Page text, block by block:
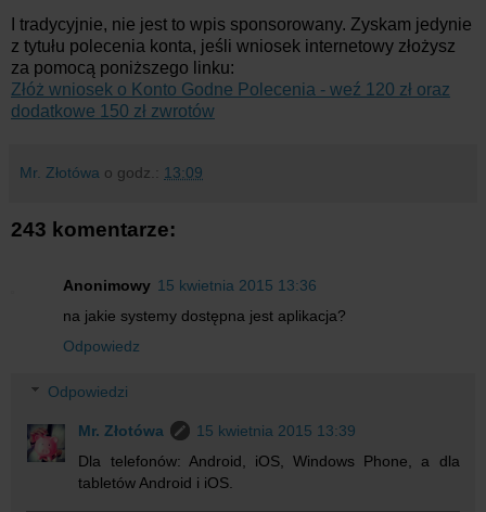
I tradycyjnie, nie jest to wpis sponsorowany. Zyskam jedynie
z tytułu polecenia konta, jeśli wniosek internetowy złożysz
za pomocą poniższego linku:
Złóż wniosek o Konto Godne Polecenia - weź 120 zł oraz
dodatkowe 150 zł zwrotów
Mr. Złotówa o godz.: 13:09
243 komentarze:
Anonimowy 15 kwietnia 2015 13:36
na jakie systemy dostępna jest aplikacja?
Odpowiedz
Odpowiedzi
Mr. Złotówa
15 kwietnia 2015 13:39
Dla telefonów: Android, iOS, Windows Phone, a dla
tabletów Android i iOS.